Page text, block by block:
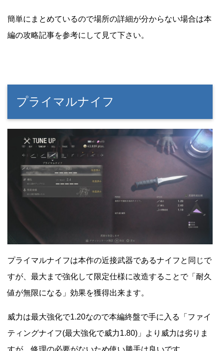
簡単にまとめているので場所の詳細が分からない場合は本
編の攻略記事を参考にして見て下さい。
プライマルナイフ
プライマルナイフは本作の近接武器であるナイフと同じで
すが、最大まで強化して限定仕様に改造することで「耐久
値が無限になる」効果を獲得出来ます。
威力は最大強化で1.20なので本編終盤で手に入る「ファイ
ティングナイフ(最大強化で威力1.80)」より威力は劣りま
すが、修理の必要がないため使い勝手は良いです。